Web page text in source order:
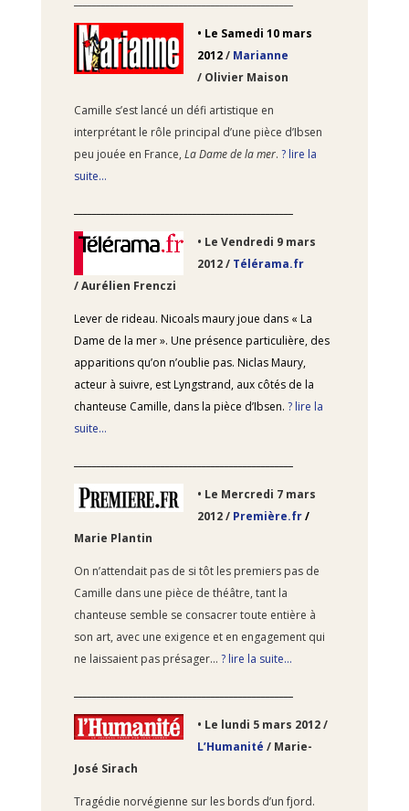
• Le Samedi 10 mars
2012/ Marianne
/ Olivier Maison
Camille s’est lancé un défi artistique en
interprétant le rôle principal d’une pièce d’Ibsen
peu jouée en France, La Dame de la mer. ? lire la
suite…
• Le Vendredi 9 mars
2012 / Télérama.fr
/ Aurélien Frenczi
Lever de rideau. Nicoals maury joue dans « La
Dame de la mer ». Une présence particulière, des
apparitions qu’on n’oublie pas. Niclas Maury,
acteur à suivre, est Lyngstrand, aux côtés de la
chanteuse Camille, dans la pièce d’Ibsen. ? lire la
suite…
• Le Mercredi 7mars
2012 / Première.fr/
Marie Plantin
On n’attendait pas de si tôt les premiers pas de
Camille dans une pièce de théâtre, tant la
chanteuse semble se consacrer toute entière à
son art, avec une exigence et en engagement qui
ne laissaient pas présager… ? lire la suite…
• Le lundi 5mars 2012 /
L’Humanité / Marie-
José Sirach
Tragédie norvégienne sur les bords d’un fjord.